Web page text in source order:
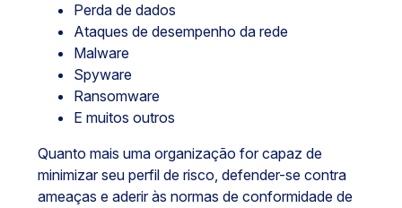
Perda de dados
Ataques de desempenho da rede
Malware
Spyware
Ransomware
E muitos outros
Quanto mais uma organização for capaz de
minimizar seu perfil de risco, defender-se contra
ameaças e aderir às normas de conformidade de